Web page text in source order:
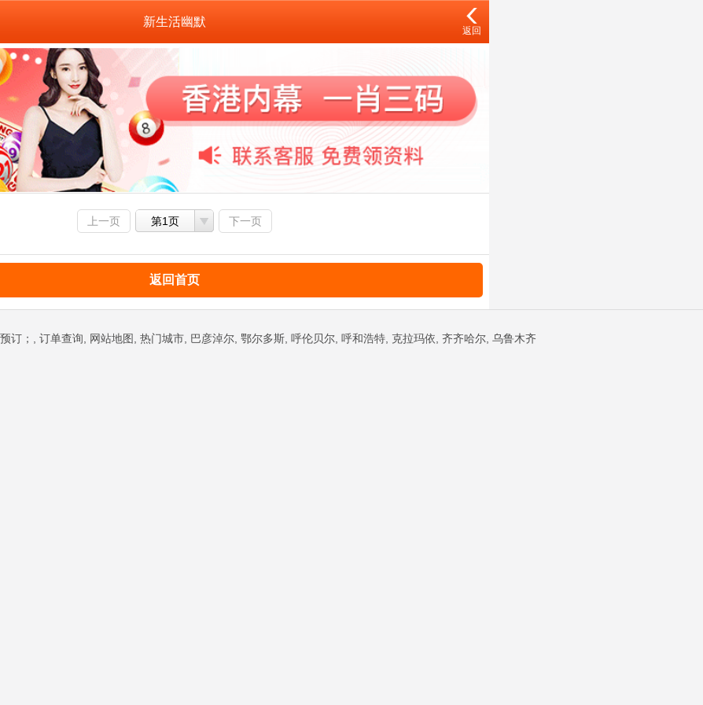
新生活幽默
返回
上一页 第1页 下一页
返回首页
订；, 订单查询, 网站地图, 热门城市, 巴彦淖尔, 鄂尔多斯, 呼伦贝尔, 呼和浩特, 克拉玛依, 齐齐哈尔, 乌鲁木齐